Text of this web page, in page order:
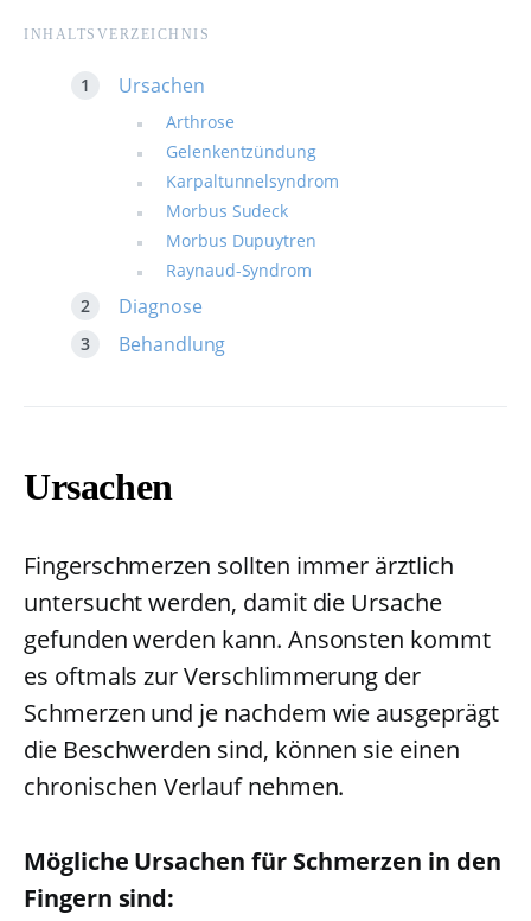
INHALTSVERZEICHNIS
Ursachen
Arthrose
Gelenkentzündung
Karpaltunnelsyndrom
Morbus Sudeck
Morbus Dupuytren
Raynaud-Syndrom
Diagnose
Behandlung
Ursachen
Fingerschmerzen sollten immer ärztlich
untersucht werden, damit die Ursache
gefunden werden kann. Ansonsten kommt
es oftmals zur Verschlimmerung der
Schmerzen und je nachdem wie ausgeprägt
die Beschwerden sind, können sie einen
chronischen Verlauf nehmen.
Mögliche Ursachen für Schmerzen in den
Fingern sind: